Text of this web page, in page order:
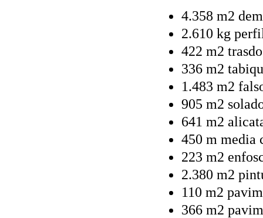
4.358 m2
2.610 kg
422 m2
336 m2
1.483 m2
905 m2
641 m2
450 m media
223 m2
2.380 m2
110 m2
366 m2